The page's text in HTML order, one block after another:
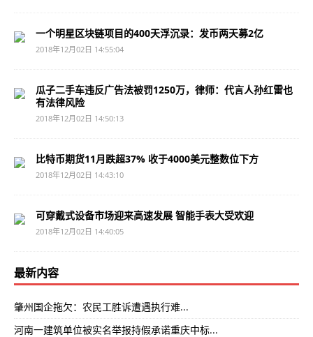
一个明星区块链项目的400天浮沉录：发币两天募2亿
2018年12月02日 14:55:04
瓜子二手车违反广告法被罚1250万，律师：代言人孙红雷也
有法律风险
2018年12月02日 14:50:13
比特币期货11月跌超37% 收于4000美元整数位下方
2018年12月02日 14:43:10
可穿戴式设备市场迎来高速发展 智能手表大受欢迎
2018年12月02日 14:40:05
最新内容
肇州国企拖欠：农民工胜诉遭遇执行难...
河南一建筑单位被实名举报持假承诺重庆中标...